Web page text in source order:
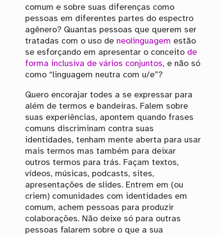
comum e sobre suas diferenças como
pessoas em diferentes partes do espectro
agênero? Quantas pessoas que querem ser
tratadas com o uso de neolinguagem estão
se esforçando em apresentar o conceito de
forma inclusiva de vários conjuntos, e não só
como “linguagem neutra com u/e”?
Quero encorajar todes a se expressar para
além de termos e bandeiras. Falem sobre
suas experiências, apontem quando frases
comuns discriminam contra suas
identidades, tenham mente aberta para usar
mais termos mas também para deixar
outros termos para trás. Façam textos,
vídeos, músicas, podcasts, sites,
apresentações de slides. Entrem em (ou
criem) comunidades com identidades em
comum, achem pessoas para produzir
colaborações. Não deixe só para outras
pessoas falarem sobre o que a sua